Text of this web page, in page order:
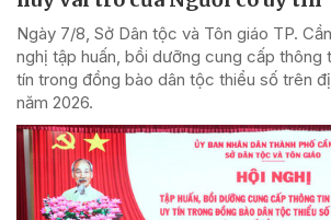
Ngày 7/8, Sở Dân tộc và Tôn giáo TP.
nghị tập huấn, bồi dưỡng cung cấp thông
tín trong đồng bào dân tộc thiểu số trên
năm 2026.